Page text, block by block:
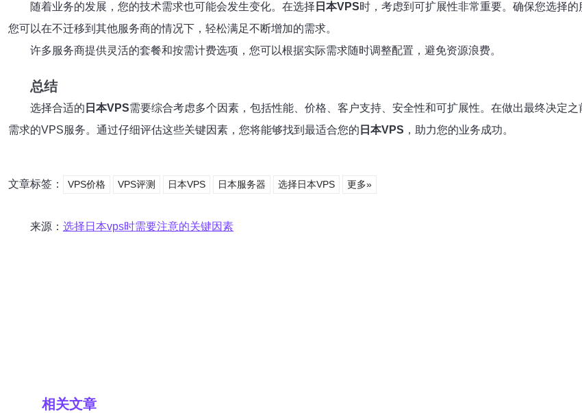
随着业务的发展，您的技术需求也可能会发生变化。在选择 日本VPS时，考虑到可扩展性非常重要。确保您选择
您可以在不迁移到其他服务商的情况下，轻松满足不断增加的需求。
许多服务商提供灵活的套餐和按需计费选项，您可以根据实际需求随时调整配置，避免资源浪费。
总结
选择合适的 日本VPS需要综合考虑多个因素，包括性能、价格、客户支持、安全性和可扩展性。在做出最终决定
需求的VPS服务。通过仔细评估这些关键因素，您将能够找到最适合您的 日本VPS ，助力您的业务成功。
文章标签： VPS价格 VPS评测 日本VPS 日本服务器 选择日本VPS 更多»
来源： 选择日本vps时需要注意的关键因素
相关文章